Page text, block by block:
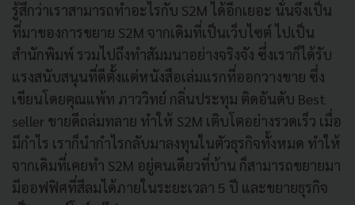
รู้สึกว่าเราสามารถทำอะไรกับ S2M ได้อีกเยอะ นั่นจึงเป็น
ที่มาของการขยาย S2M จากเดิมที่เป็นเว็บไซต์ ไปเป็น
สำนักพิมพ์ รวมไปถึงทำสัมมนาอย่างจริงจัง ซึ่งเราก็ได้รับ
แรงสนับสนุนที่ดีตั้งแต่หนังสือเล่มแรกที่ออกวางขาย ซึ่ง
เขียนโดยคุณแพ้ท ภาววิทย์ กลิ่นประทุม ติดอันดับ Best
seller ขายดีถล่มทลาย ทำให้ S2M เติบโตอย่างรวดเร็ว เมื่อ
มีกำไร เราก็นำกำไรกลับมาลงทุนในตัวธุรกิจทั้งหมด ทำให้
จากเดิมที่เคยทำ S2M อยู่คนเดียวที่บ้าน ก็สามารถขยายมา
มีออฟฟิศที่สีลมได้ภายในระยะเวลา 5 ปี และขยายธุรกิจ